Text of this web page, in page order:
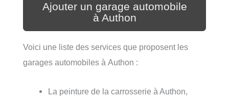
Ajouter un garage automobile
à Authon
Voici une liste des services que proposent les
garages automobiles à Authon :
La peinture de la carrosserie à Authon,